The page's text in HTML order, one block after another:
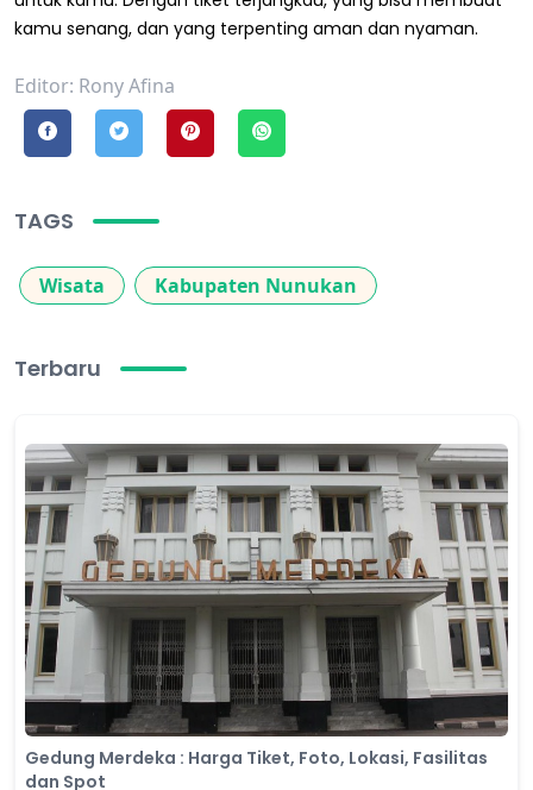
kamu senang, dan yang terpenting aman dan nyaman.
Editor: Rony Afina
TAGS
Wisata Kabupaten Nunukan
Terbaru
Gedung Merdeka : Harga Tiket, Foto, Lokasi, Fasilitas
dan Spot